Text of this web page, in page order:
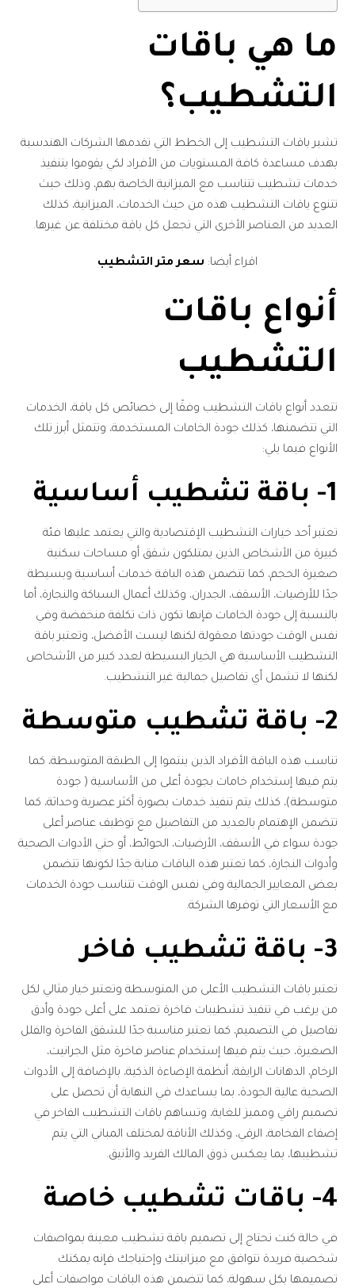
ما هي باقات
التشطيب؟
تشير باقات التشطيب إلى الخطط التي تقدمها الشركات الهندسية
بهدف مساعدة كافة المستويات من الأفراد لكي يقوموا بتنفيذ
خدمات تشطيب تتناسب مع الميزانية الخاصة بهم، وذلك حيث
تتنوع باقات التشطيب هذه من حيث الخدمات، الميزانية، كذلك
العديد من العناصر الأخرى التي تجعل كل باقة مختلفة عن غيرها.
اقراء أيضا: سعر متر التشطيب
أنواع باقات
التشطيب
تتعدد أنواع باقات التشطيب وفقًا إلى خصائص كل باقة، الخدمات
التي تتضمنها، كذلك جودة الخامات المستخدمة، وتتمثل أبرز تلك
الأنواع فيما يلي:
1- باقة تشطيب أساسية
تعتبر أحد خيارات التشطيب الإقتصادية والتي يعتمد عليها فئة
كبيرة من الأشخاص الذين يمتلكون شقق أو مساحات سكنية
صغيرة الحجم، كما تتضمن هذه الباقة خدمات أساسية وبسيطة
جدًا للأرضيات، الأسقف، الجدران، وكذلك أعمال السباكة والنجارة، أما
بالنسبة إلى جودة الخامات فإنها تكون ذات تكلفة منخفضة وفي
نفس الوقت جودتها معقولة لكنها ليست الأفضل، وتعتبر باقة
التشطيب الأساسية هي الخيار البسيطة لعدد كبير من الأشخاص
لكنها لا تشمل أي تفاصيل جمالية غير التشطيب.
2- باقة تشطيب متوسطة
تناسب هذه الباقة الأفراد الذين ينتموا إلى الطبقة المتوسطة، كما
يتم فيها إستخدام خامات بجودة أعلى من الأساسية ( جودة
متوسطة)، كذلك يتم تنفيذ خدمات بصورة أكثر عصرية وحداثة، كما
تتضمن الإهتمام بالعديد من التفاصيل مع توظيف عناصر أعلى
جودة سواء في الأسقف، الأرضيات، الحوائط، أو حتي الأدوات الصحية
وأدوات النجارة، كما تعتبر هذه الباقات منابة جدًا لكونها تتضمن
بعض المعايير الجمالية وفي نفس الوقت تتناسب جودة الخدمات
مع الأسعار التي توفرها الشركة.
3- باقة تشطيب فاخر
تعتبر باقات التشطيب الأعلى من المتوسطة وتعتبر خيار مثالي لكل
من يرغب في تنفيذ تشطيبات فاخرة تعتمد على أعلى جودة وأدق
تفاصيل في التصميم، كما تعتبر مناسبة جدًا للشقق الفاخرة والفلل
الصغيرة، حيث يتم فيها إستخدام عناصر فاخرة مثل الجرانيت،
الرخام، الدهانات الرايقة، أنظمة الإضاءة الذكية، بالإضافة إلى الأدوات
الصحية عالية الجودة، بما يساعدك في النهاية أن تحصل على
تصميم راقي ومميز للغاية، وتساهم باقات التشطيب الفاخر في
إضفاء الفخامة، الرقي، وكذلك الأناقة لمختلف المباني التي يتم
تشطيبها، بما يعكس ذوق المالك الفريد والأنيق.
4- باقات تشطيب خاصة
في حالة كنت تحتاج إلى تصميم باقة تشطيب معينة بمواصفات
شخصية فريدة تتوافق مع ميزانيتك وإحتياجك فإنه يمكنك
تصميمها بكل سهولة، كما تتضمن هذه الباقات مواصفات أعلى